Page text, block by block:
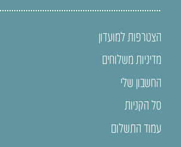
הצטרפות למועדון
מדיניות משלוחים
החשבון שלי
סל הקניות
עמוד התשלום